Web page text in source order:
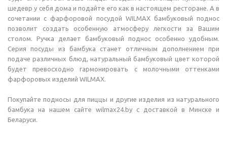
шедевр у себя дома и подайте его как в настоящем ресторане. А в
сочетании с фарфоровой посудой WILMAX бамбуковый поднос
позволит создать особенную атмосферу легкости за Вашим
столом. Ручка делает бамбуковый поднос особенно удобным.
Серия посуды из бамбука станет отличным дополнением при
подаче различных блюд, натуральный бамбуковый цвет которой
будет превосходно гармонировать с молочными оттенками
фарфоровых изделий WILMAX.
Покупайте подносы для пиццы и другие изделия из натурального
бамбука на нашем сайте wilmax24.by с доставкой в Минске и
Беларуси.